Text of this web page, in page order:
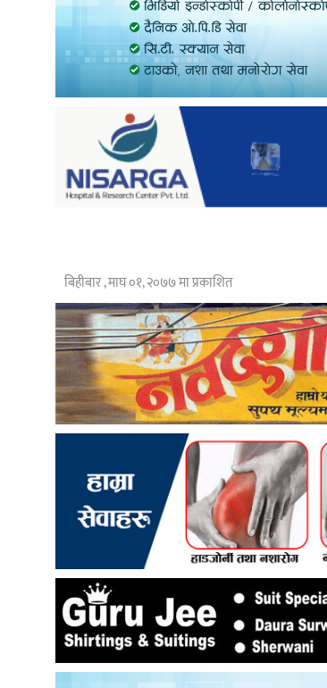
बिहीबार , माघ ०१, २०७७ मा प्रकाशित